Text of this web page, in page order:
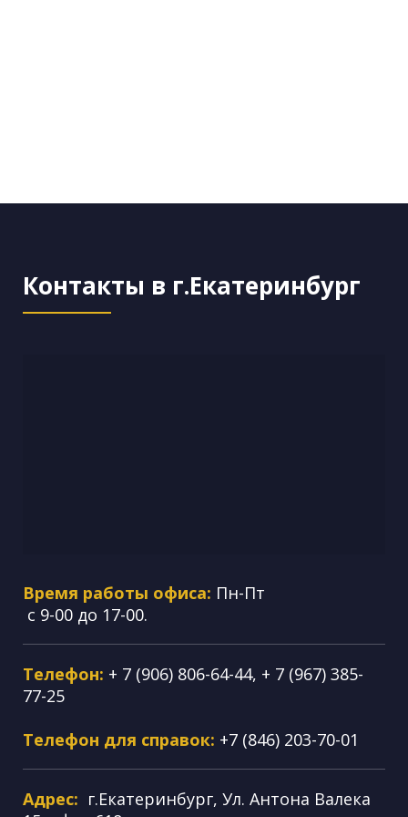
Контакты в г.Екатеринбург
Время работы офиса: Пн-Пт
с 9-00 до 17-00.
Телефон: + 7 (906) 806-64-44, + 7 (967) 385-
77-25
Телефон для справок: +7 (846) 203-70-01
Адрес: г.Екатеринбург, Ул. Антона Валека